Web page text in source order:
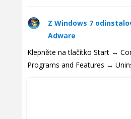
Z Windows 7
Adware
Klepněte na tlačítko Start →
Programs and Features →